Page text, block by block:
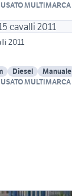
MULTIMARCA
2011
Diesel Manuale
MULTIMARCA